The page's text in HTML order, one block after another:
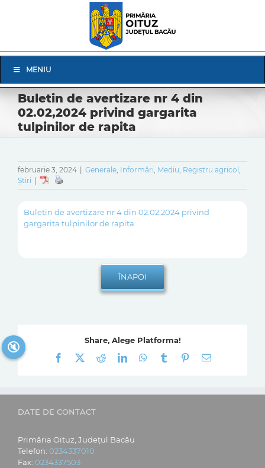
Navigation
MENIU
Buletin de avertizare nr 4 din
02.02,2024 privind gargarita
tulpinilor de rapita
februarie 3, 2024 Generale, Informări, Mediu, Registru agricol ,
Știri
Buletin de avertizare nr 4 din 02.02,2024 privind
gargarita tulpinilor de rapita
Share, Alege Platforma!
Facebook
RedditLinkedInWhatsApp
Tumblr Pinterest
E-
DATE DE CONTACT
Primăria Oituz, Județul Bacău
Telefon: 0234337010
Fax: 0234337503
🔇